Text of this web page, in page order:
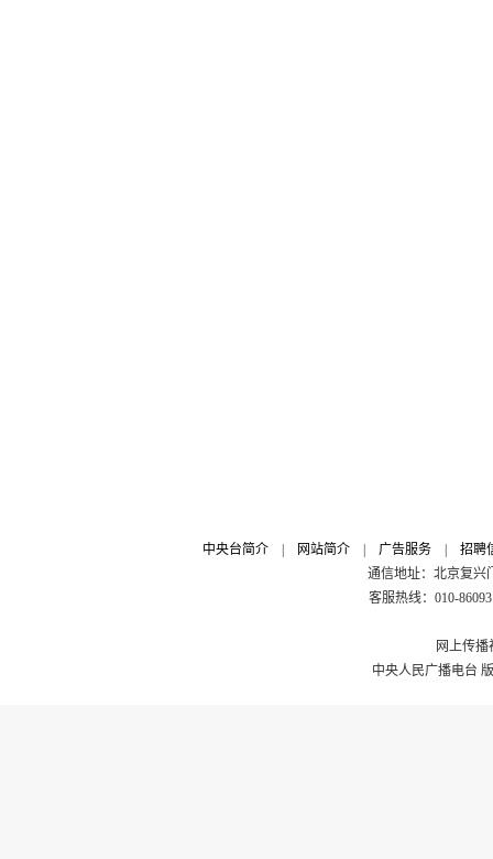
中央台简介 网站简介 广告服务
招聘
通信地址：北京复兴
客服热线：010-
网上传播
中央人民广播电台